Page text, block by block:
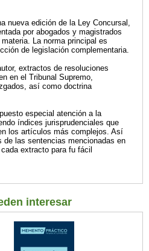
nueva edición de la Ley Concursal,
por abogados y magistrados
La norma principal es
de legislación complementaria.
extractos de resoluciones
en el Tribunal Supremo,
así como doctrina
especial atención a la
índices jurisprudenciales que
los artículos más complejos. Así
las sentencias mencionadas en
extracto para fu fácil
interesar